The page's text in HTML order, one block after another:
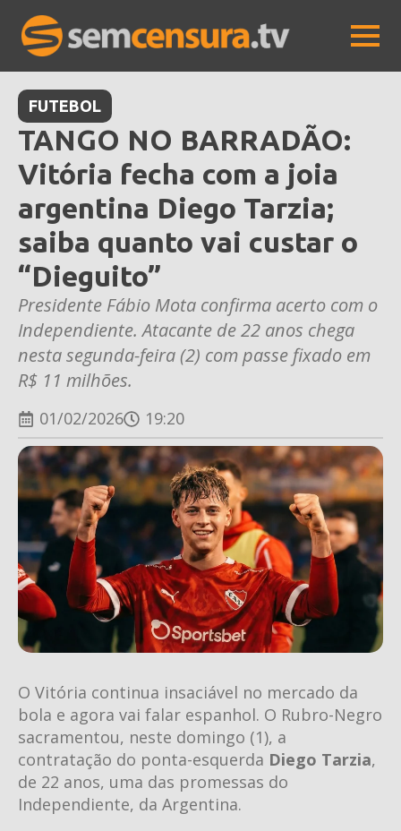
FUTEBOL
TANGO NO BARRADÃO:
Vitória fecha com a joia
argentina Diego Tarzia;
saiba quanto vai custar o
“Dieguito”
Presidente Fábio Mota confirma acerto com o
Independiente. Atacante de 22 anos chega
nesta segunda-feira (2) com passe fixado em
R$ 11 milhões.
01/02/2026 19:20
O Vitória continua insaciável no mercado da
bola e agora vai falar espanhol. O Rubro-Negro
sacramentou, neste domingo (1), a
contratação do ponta-esquerda Diego Tarzia,
de 22 anos, uma das promessas do
Independiente, da Argentina.